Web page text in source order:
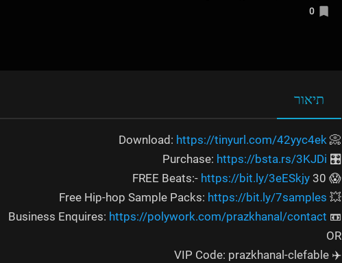
0
תיאור
📀 Download:
https://tinyurl.com/42yyc4ek
🎛️ Purchase:
https://bsta.rs/3KJDi
😱 30 FREE Beats:-
https://bit.ly/3eESkjy
💥 Free Hip-hop Sample Packs:
https://bit.ly/7samples
📼 Business Enquires:
https://polywork.com/prazkhanal/contact
OR
✈️ VIP Code: prazkhanal-clefable